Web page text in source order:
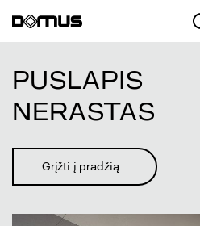
PASLAUGOS
ARCHITEKTAI
APIE DOMUS
KONTAKTAI
PUSLAPIS
NERASTAS
Grįžti į pradžią